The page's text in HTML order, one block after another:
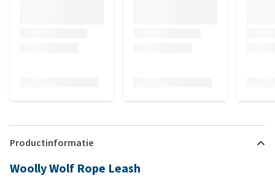
Productinformatie
Woolly Wolf Rope Leash